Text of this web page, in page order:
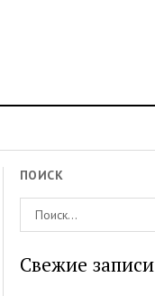
ПОИСК
Свежие записи